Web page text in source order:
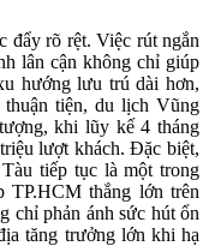
đẩy rõ rệt. Việc rút ngắn
lân cận không chỉ giúp
hướng lưu trú dài hơn,
thuận tiện, du lịch Vũng
khi lũy kế 4 tháng
lượt khách. Đặc biệt,
tiếp tục là một trong
TP.HCM thắng lớn trên
chỉ phản ánh sức hút ổn
tăng trưởng lớn khi hạ